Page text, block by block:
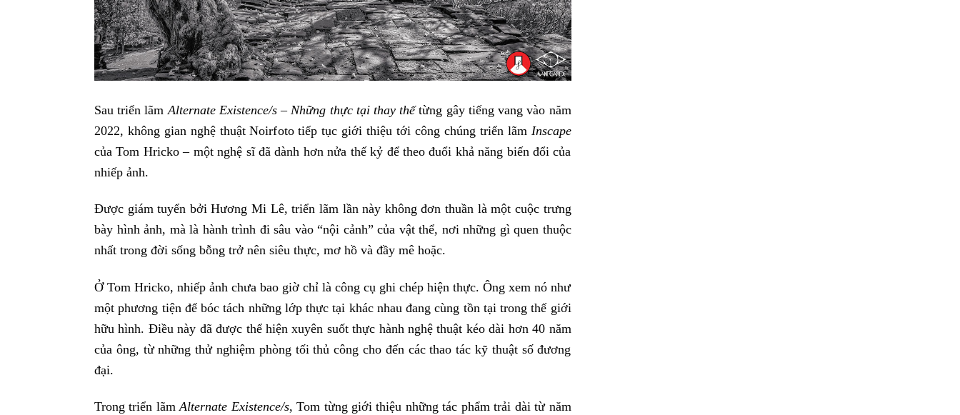
Sau triển lãm Alternate Existence/s – Những thực tại thay thếtừng gây tiếng vang vào năm
2022, không gian nghệ thuật Noirfoto tiếp tục giới thiệu tới công chúng triển lãm Inscape
của Tom Hricko – một nghệ sĩ đã dành hơn nửa thế kỷ để theo đuổi khả năng biến đổi của
nhiếp ảnh.
Được giám tuyển bởi Hương Mi Lê, triển lãm lần này không đơn thuần là một cuộc trưng
bày hình ảnh, mà là hành trình đi sâu vào “nội cảnh” của vật thể, nơi những gì quen thuộc
nhất trong đời sống bỗng trở nên siêu thực, mơ hồ và đầy mê hoặc.
Ở Tom Hricko, nhiếp ảnh chưa bao giờ chỉ là công cụ ghi chép hiện thực. Ông xem nó như
một phương tiện để bóc tách những lớp thực tại khác nhau đang cùng tồn tại trong thế giới
hữu hình. Điều này đã được thể hiện xuyên suốt thực hành nghệ thuật kéo dài hơn 40 năm
của ông, từ những thử nghiệm phòng tối thủ công cho đến các thao tác kỹ thuật số đương
đại.
Trong triển lãmAlternate Existence/s, Tom từng giới thiệu những tác phẩm trải dài từ năm